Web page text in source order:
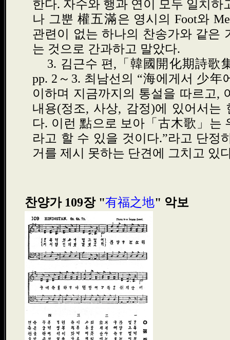
한다. 자수와 행과 연이 모두 일치하
나 그뿐 權五滿은 영시의Foot와
관련이 없는 하나의 찬송가와 같은
는 것으로 간과하고 말았다.
3. 김근수 편, 「韓國開化期詩歌
pp. 2 ～ 3. 최남선의 “海에게서 少年
이하며 지금까지의 통설을 따르고,
내용(정조, 사상, 감정)에 있어서는
다. 이런 點으로 보아 「古木歌」 는
라고 할 수 있을 것이다.”라고 단정
거를 제시 못하는 단견에 그치고 있
찬양가 109장 "有福之地" 악보